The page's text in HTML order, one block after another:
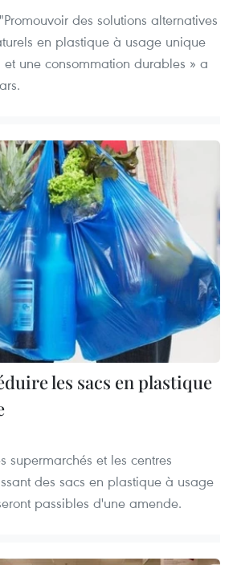
des solutions alternatives
en plastique à usage unique
une consommation durables » a
les sacs en plastique
supermarchés et les centres
des sacs en plastique à usage
passibles d'une amende.